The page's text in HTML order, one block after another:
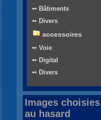
➻ Bâtiments
➻ Divers
accessoires
➻ Voie
➻ Digital
➻ Divers
Images choisies
au hasard